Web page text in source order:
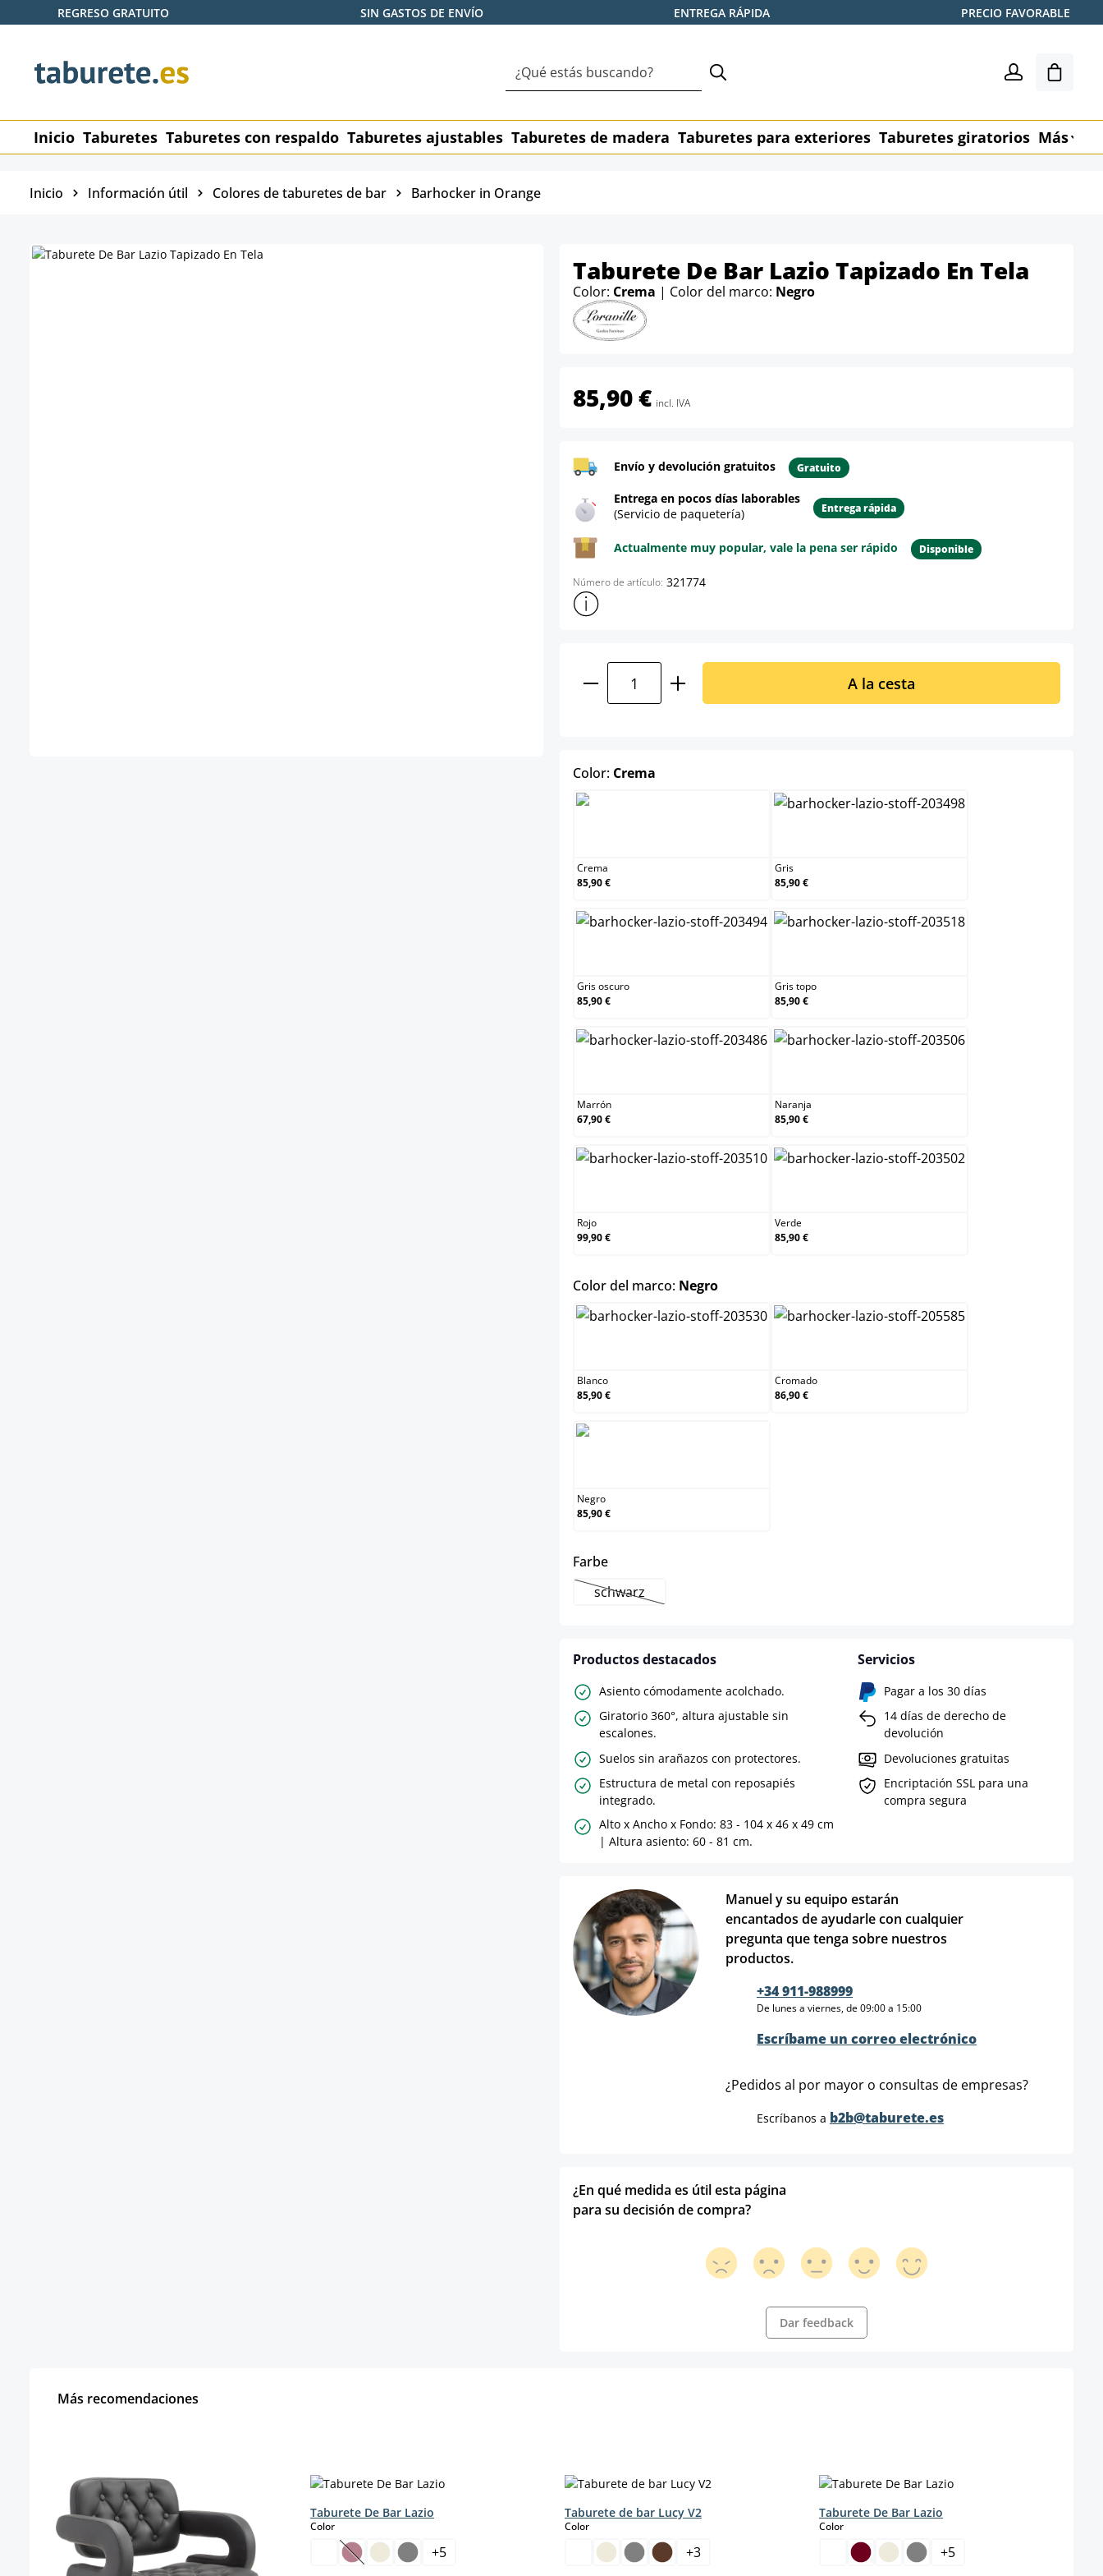
al contenido principal
Saltar a la búsqueda
Saltar a la navegación principal
REGRESO GRATUITO SIN GASTOS DE ENVÍO ENTREGA RÁPIDA PRECIO FAVORABLE
El
Inicio Taburetes Taburetes con respaldo Taburetes ajustables Taburetes de madera Taburetes para exteriores Taburetes giratorios Más
Inicio Información útil Colores de taburetes de bar Barhocker in Orange
Taburete De Bar Lazio Tapizado En Tela
Color: Crema | Color del marco: Negro
85,90 € incl. IVA
Envío y devolución gratuitos Gratuito
Entrega en pocos días laborables
(Servicio de paquetería)
Entrega rápida
Actualmente muy popular, vale la pena ser rápido Disponible
Número de artículo: 321774
Mostrar más información sobre el producto
Cantidad del producto: introduce la cantidad deseada o
A la cesta
Color: Crema
Crema
85,90 €
Gris
85,90 €
Gris oscuro
85,90 €
Gris topo
85,90 €
Marrón
67,90 €
Naranja
85,90 €
Rojo
99,90 €
Verde
85,90 €
Color del marco: Negroselect
Blanco
85,90 €
Cromado
86,90 €
Negro
85,90 €
Farbeselect
schwarz(Esta opción no está disponible en este momento.)
Productos destacados
Asiento cómodamente acolchado.
Giratorio 360°, altura ajustable sin
escalones.
Suelos sin arañazos con protectores.
Estructura de metal con reposapiés
integrado.
Alto x Ancho x Fondo: 83 - 104 x 46 x 49 cm
| Altura asiento: 60 - 81 cm.
Servicios
Pagar a los 30 días
14 días de derecho de
devolución
Devoluciones gratuitas
Encriptación SSL para una
compra segura
Manuel y su equipo estarán
encantados de ayudarle con cualquier
pregunta que tenga sobre nuestros
productos.
+34 911-988999
De lunes a viernes, de 09:00 a 15:00
Escríbame un correo electrónico
¿Pedidos al por mayor o consultas de empresas?
Escríbanos a b2b@taburete.es
¿En qué medida es útil esta página
para su decisión de compra?
Dar feedback
Más recomendaciones
Taburete De Bar Lazio
Colorselect
(Esta opción no está disponible en este momento.)
+5
Taburete de bar Lucy V2
Colorselect
+3
Taburete De Bar Lazio
Colorselect
+5